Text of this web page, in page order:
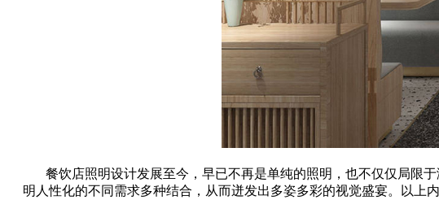
餐饮店照明设计发展至今，早已不再是单纯的照明，也不仅仅局限
明人性化的不同需求多种结合，从而迸发出多姿多彩的视觉盛宴。以